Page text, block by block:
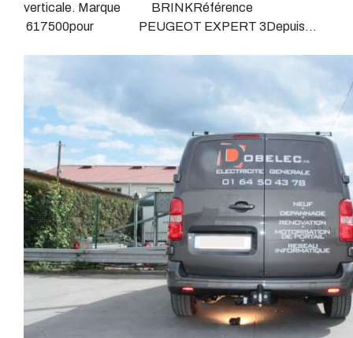
verticale. Marque BRINKRéférence
617500pour PEUGEOT EXPERT 3Depuis
uniquement sur le retour. Poids maxi tractable 2595
kgValeur S 104 kgPoids de l'attelage
Anhängerkupplung PEUGEOT EXPERT 3 Patrick
Remorques se conjugue avec ATTELAGE depuis
1968. Les temps ont changé depuis les premiers
attelages fabriqués à la demande dans l’atelier, autour
d’un poste à souder et d’un étau. L’évolution technique
et la normalisation sont passées par là. Maintenant un
attelage doit être homologué, c’est le cas de tous les
produits que nous proposons, sans exception ! Nous ne
travaillons qu’avec les marques homologuées à même
d’assurer le suivi de leurs produits :ATTELAGES
WESTFALIAATTELAGES SIARRATTELAGES
BRINKATTELAGES THULEATTELAGES
BOISNIERATTELAGES GDWATTELAGES